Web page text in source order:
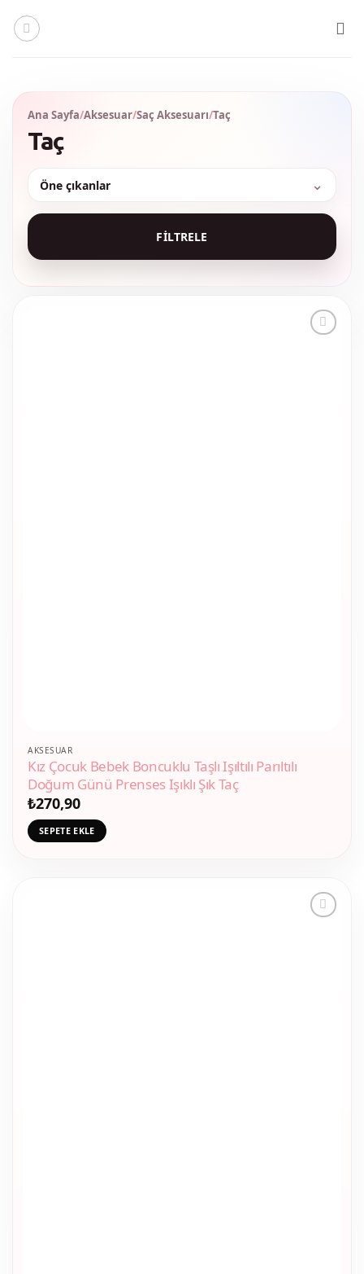
atla
Ana Sayfa/Aksesuar/Saç Aksesuarı/Taç
Taç
Sırala
FILTRELE
AKSESUAR
Kız Çocuk Bebek Boncuklu Taşlı Işıltılı Parıltılı
Doğum Günü Prenses Işıklı Şık Taç
₺270,90
SEPETE EKLE